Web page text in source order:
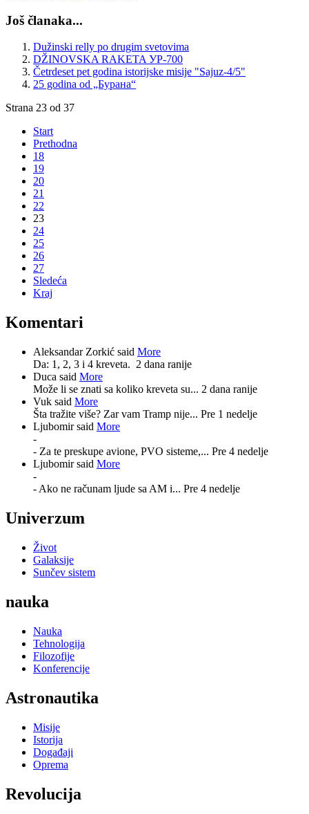
Još članaka...
Dužinski relly po drugim svetovima
DŽINOVSKA RAKETA УР-700
Četrdeset pet godina istorijske misije "Sajuz-4/5"
25 godina od „Бурана“
Strana 23 od 37
Start
Prethodna
18
19
20
21
22
23
24
25
26
27
Sledeća
Kraj
Komentari
Aleksandar Zorkić said More
Da: 1, 2, 3 i 4 kreveta. 2 dana ranije
Duca said More
Može li se znati sa koliko kreveta su... 2 dana ranije
Vuk said More
Šta tražite više? Zar vam Tramp nije... Pre 1 nedelje
Ljubomir said More
-
- Za te preskupe avione, PVO sisteme,... Pre 4 nedelje
Ljubomir said More
-
- Ako ne računam ljude sa AM i... Pre 4 nedelje
Univerzum
Život
Galaksije
Sunčev sistem
nauka
Nauka
Tehnologija
Filozofije
Konferencije
Astronautika
Misije
Istorija
Događaji
Oprema
Revolucija